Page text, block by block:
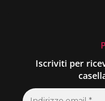
Iscriviti per